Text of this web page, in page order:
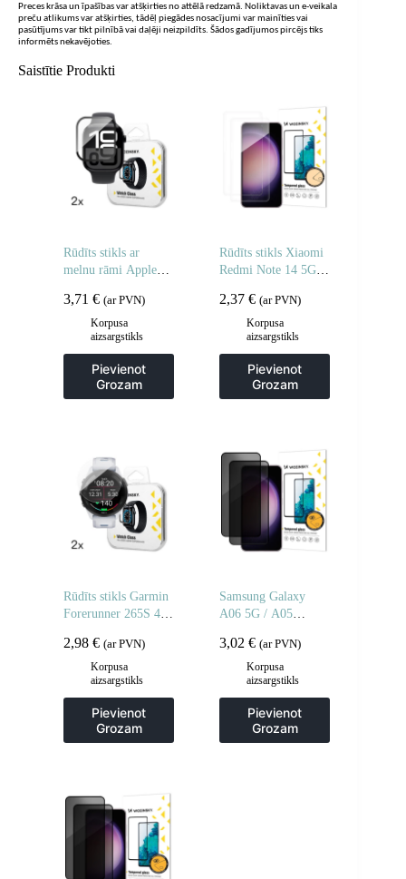
Preces krāsa un īpašības var atšķirties no attēlā redzamā. Noliktavas un e-veikala
preču atlikums var atšķirties, tādēļ piegādes nosacījumi var mainīties vai
pasūtījums var tikt pilnībā vai daļēji neizpildīts. Šādos gadījumos pircējs tiks
informēts nekavējoties.
Saistītie Produkti
Rūdīts stikls ar
melnu rāmi Apple
Glue – 2 gab.
3,71 € (ar PVN)
Korpusa
aizsargstikls
Pievienot
Grozam
Rūdīts stikls Xiaomi
Redmi Note 14 5G /
stiklam – 2 gab.
2,37€ (ar PVN)
Korpusa
aizsargstikls
Pievienot
Grozam
Rūdīts stikls Garmin
Forerunner 265S 46
pulkstenim – 2 gab.
2,98 € (ar PVN)
Korpusa
aizsargstikls
Pievienot
Grozam
Samsung Galaxy
A06 5G / A05
stikls privātuma
aizsardzībai – 2 gab.
3,02€ (ar PVN)
Korpusa
aizsargstikls
Pievienot
Grozam